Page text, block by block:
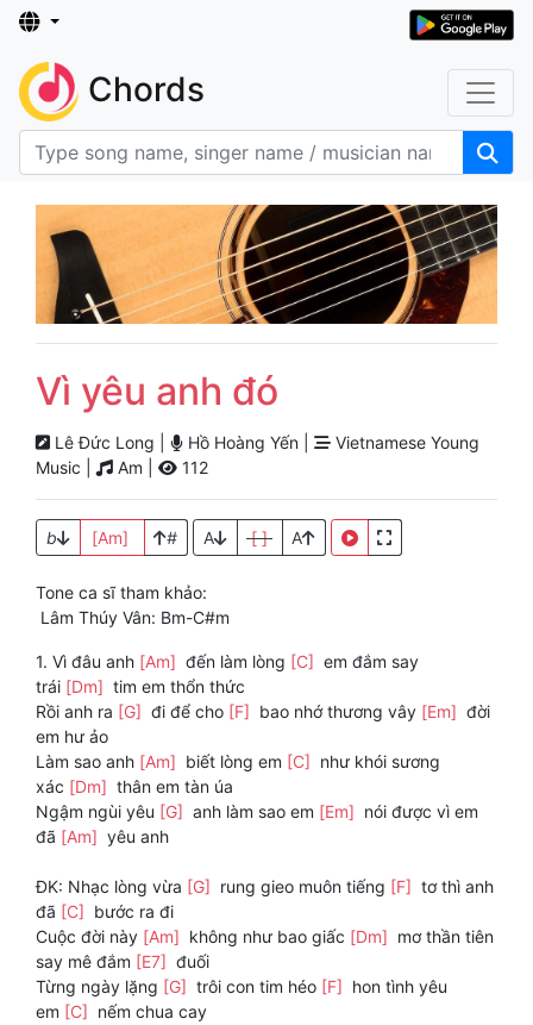
Chords
Vì yêu anh đó
Lê Đức Long | Hồ Hoàng Yến |
Vietnamese Young
Music |
Am | 112
b [Am] # A [ ] A
Tone ca sĩ tham khảo:
Lâm Thúy Vân: Bm-C#m
1. Vì đâu anh [Am] đến làm lòng [C] em đắm say
trái [Dm] tim em thổn thức
Rồi anh ra [G] đi để cho [F] bao nhớ thương vây [Em] đời
em hư ảo
Làm sao anh [Am] biết lòng em [C] như khói sương
xác [Dm] thân em tàn úa
Ngậm ngùi yêu [G] anh làm sao em [Em] nói được vì em
đã [Am] yêu anh
ĐK: Nhạc lòng vừa [G] rung gieo muôn tiếng [F] tơ thì anh
đã [C] bước ra đi
Cuộc đời này [Am] không như bao giấc [Dm] mơ thần tiên
say mê đắm [E7] đuối
Từng ngày lặng [G] trôi con tim héo [F] hon tình yêu
em [C] nếm chua cay